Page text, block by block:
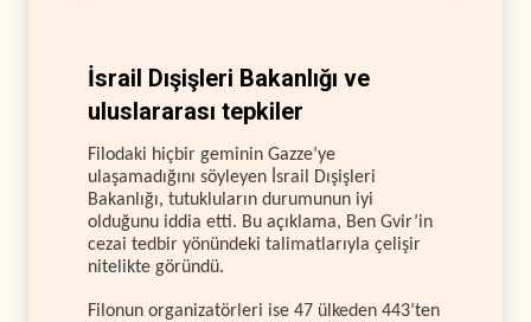
İsrail Dışişleri Bakanlığı ve
uluslararası tepkiler
Filodaki hiçbir geminin Gazze’ye
ulaşamadığını söyleyen İsrail Dışişleri
Bakanlığı, tutukluların durumunun iyi
olduğunu iddia etti. Bu açıklama, Ben Gvir’in
cezai tedbir yönündeki talimatlarıyla çelişir
nitelikte göründü.
Filonun organizatörleri ise 47 ülkeden 443’ten